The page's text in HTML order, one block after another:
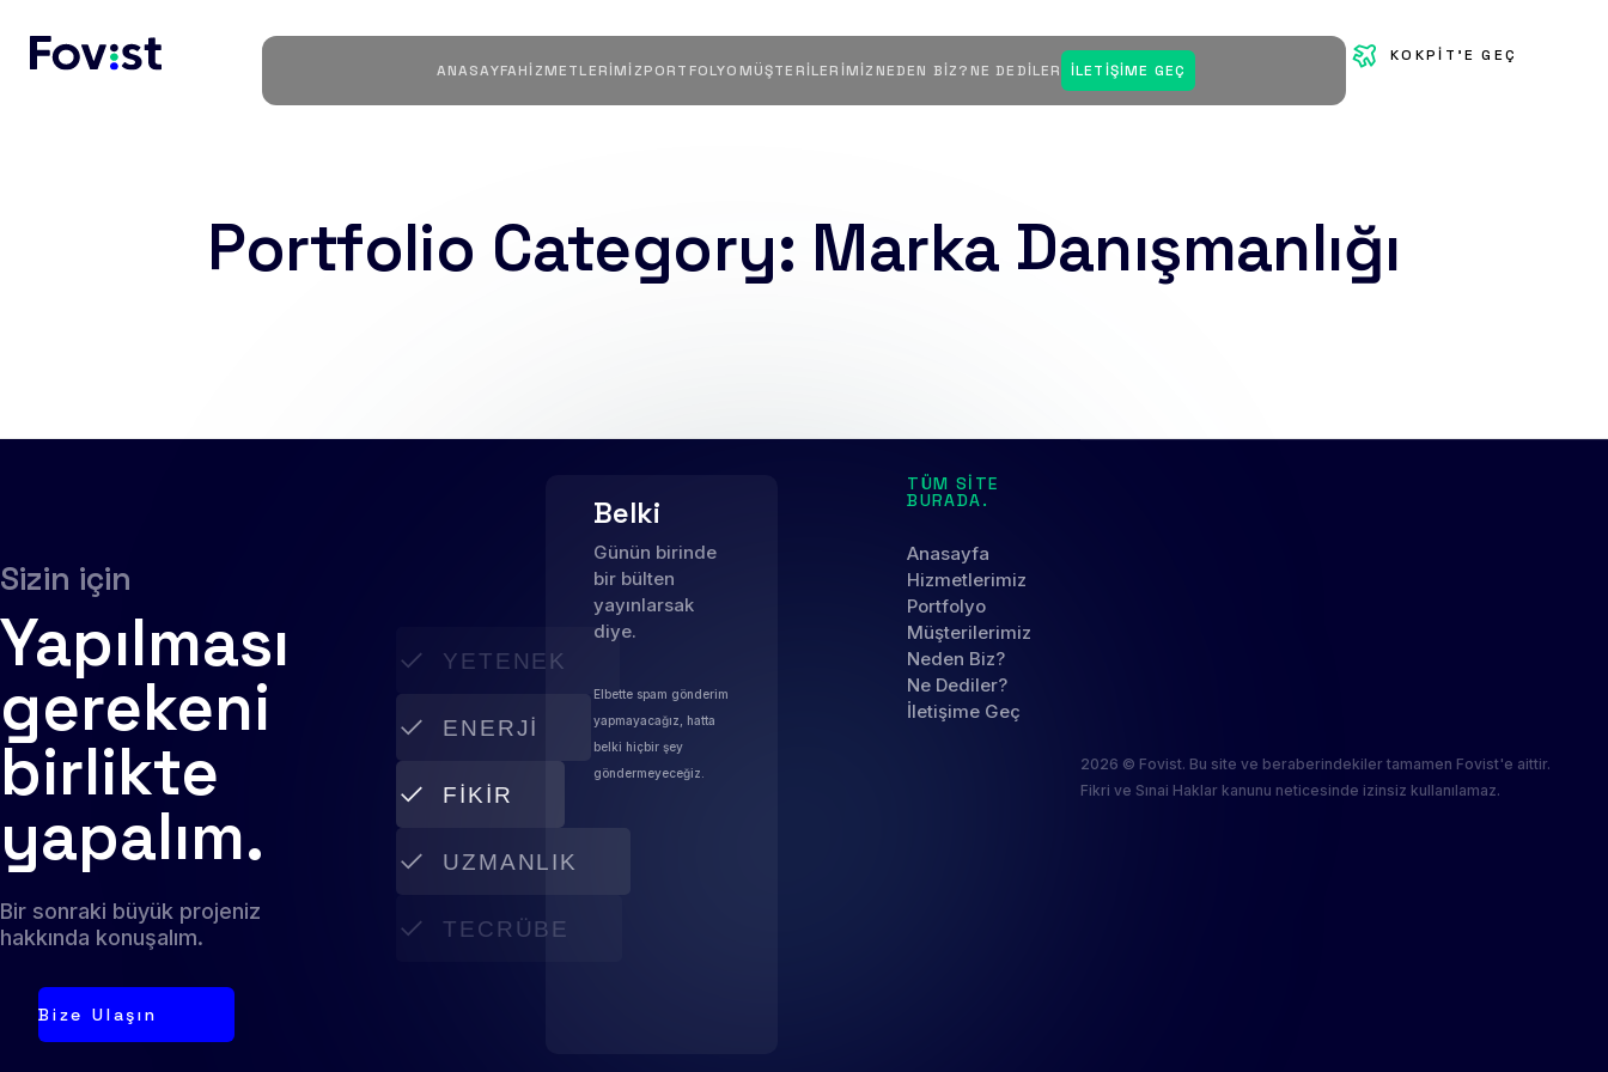
ANASAYFAHIZMETLERIMIZPORTFOLYO MÜŞTERILERIMIZ NEDEN BIZ? NE DEDILER?İLETIŞIME GEÇ
KOKPIT'E GEÇ
Portfolio Category: Marka Danışmanlığı
Sizin için
Yapılması
gerekeni
birlikte
yapalım.
Bir sonraki büyük projeniz
hakkında konuşalım.
Bize Ulaşın
YETENEK
ENERJI
FIKIR
UZMANLIK
TECRÜBE
Belki
Günün birinde
bir bülten
yayınlarsak
diye.
Elbette spam gönderim
yapmayacağız, hatta
belki hiçbir şey
göndermeyeceğiz.
TÜM SITE
BURADA.
Anasayfa
Hizmetlerimiz
Portfolyo
Müşterilerimiz
Neden Biz?
Ne Dediler?
İletişime Geç
2026 © Fovist. Bu site ve beraberindekiler tamamen Fovist'e aittir.
Fikri ve Sınai Haklar kanunu neticesinde izinsiz kullanılamaz.